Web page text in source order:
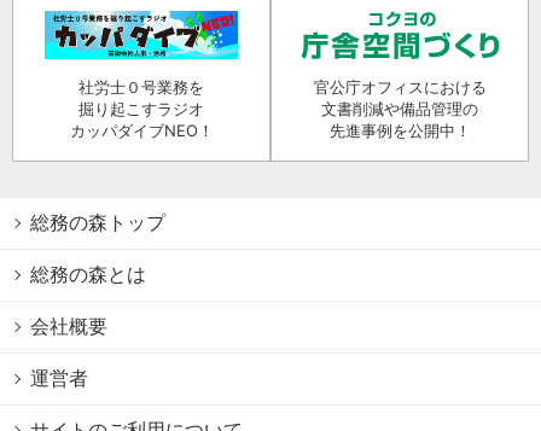
社労士０号業務を
掘り起こすラジオ
カッパダイブNEO！
官公庁オフィスにおける
文書削減や備品管理の
先進事例を公開中！
総務の森トップ
総務の森とは
会社概要
運営者